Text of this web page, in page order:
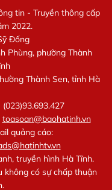
tin - Truyền thông cấp
2022.
Đống
Phùng, phường Thành
Thành Sen, tỉnh Hà
toasoan@baohatinh.vn
quảng cáo:
truyền hình Hà Tĩnh.
không có sự chấp thuận